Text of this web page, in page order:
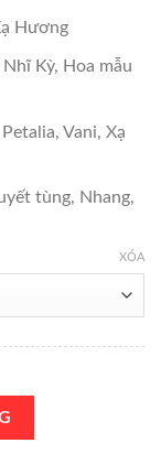
Hương
Kỳ, Hoa mẫu
Vani, Xạ
tùng, Nhang,
XÓA
Extrait De